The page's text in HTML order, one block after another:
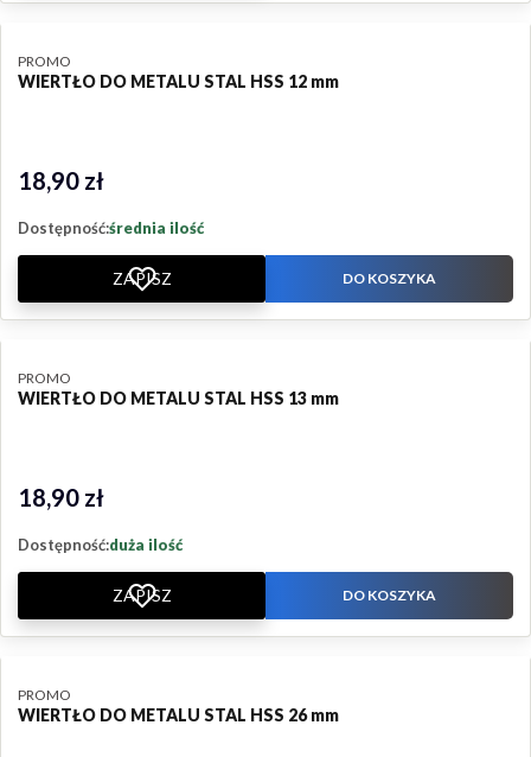
WIERTŁO DO METALU STAL HSS 12 mm
PRODUCENT
PROMO
Cena
18,90 zł
Dostępność:średnia ilość
ZAPISZ DO KOSZYKA
WIERTŁO DO METALU STAL HSS 13 mm
PRODUCENT
PROMO
Cena
18,90 zł
Dostępność:duża ilość
ZAPISZ DO KOSZYKA
WIERTŁO DO METALU STAL HSS 26 mm
PRODUCENT
PROMO